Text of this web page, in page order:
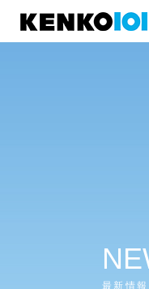
最新情報